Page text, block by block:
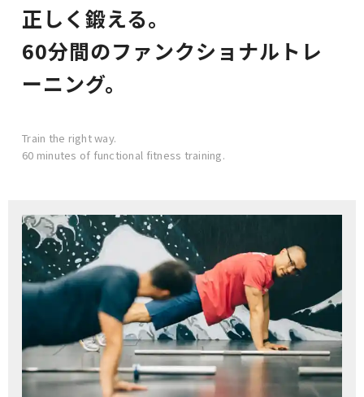
正しく鍛える。
60分間のファンクショナルトレ
ーニング。
Train the right way.
60 minutes of functional fitness training.